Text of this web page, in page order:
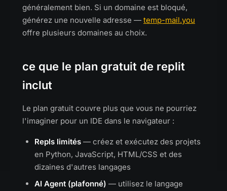
généralement bien. Si un domaine est bloqué,
générez une nouvelle adresse — temp-mail.you
offre plusieurs domaines au choix.
ce que le plan gratuit de replit
inclut
Le plan gratuit couvre plus que vous ne pourriez
l'imaginer pour un IDE dans le navigateur :
Repls limités — créez et exécutez des projets
en Python, JavaScript, HTML/CSS et des
dizaines d'autres langages
AI Agent (plafonné) — utilisez le langage